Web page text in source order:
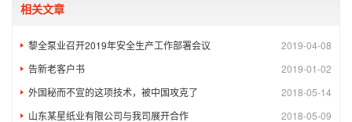
相关文章
2019-04-08
黎全泵业召开2019年安全生产工作部署会议
2019-01-02
告新老客户书
2018-05-14
外国秘而不宣的这项技术，被中国攻克了
2018-05-09
山东某星纸业有限公司与我司展开合作